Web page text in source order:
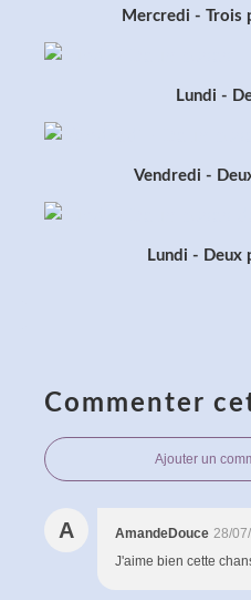
Mercredi - Trois
Lundi -
Vendredi -
Lundi - Deux
Commenter
Ajouter un
A AmandeDouce 28/
J'aime bien cette